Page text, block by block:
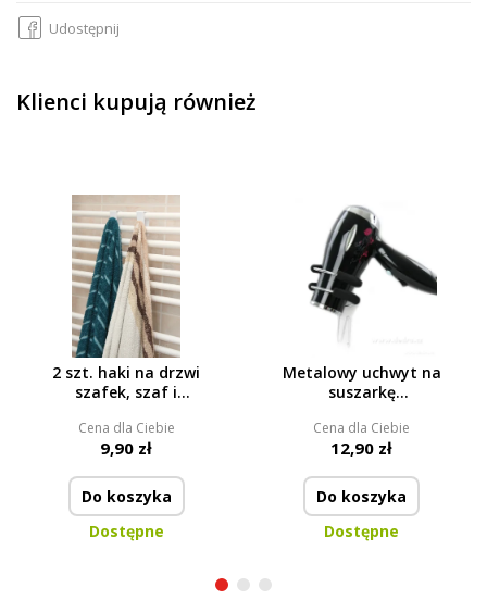
Udostępnij
Klienci kupują również
2 szt. haki na drzwi
szafek, szaf i
Cena dla Ciebie
9,90 zł
Do koszyka
Dostępne
Metalowy uchwyt na
suszarkę
Cena dla Ciebie
12,90 zł
Do koszyka
Dostępne